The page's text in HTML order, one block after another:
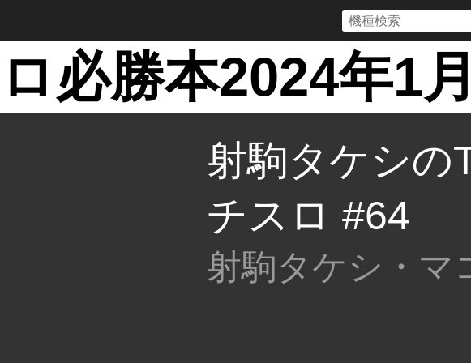
必勝本2024年1
射駒タケシの
チスロ #64
射駒タケシ・マ